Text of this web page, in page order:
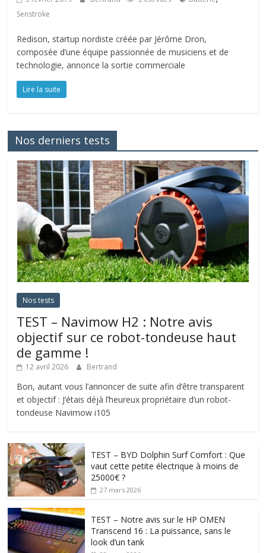
Senstroke
Redison, startup nordiste créée par Jérôme Dron,
composée d’une équipe passionnée de musiciens et de
technologie, annonce la sortie commerciale
Lire la suite
Nos derniers tests
Nos tests
TEST – Navimow H2 : Notre avis
objectif sur ce robot-tondeuse haut
de gamme !
12 avril 2026 Bertrand
Bon, autant vous l’annoncer de suite afin d’être transparent
et objectif : J’étais déjà l’heureux propriétaire d’un robot-
tondeuse Navimow i105
TEST – BYD Dolphin Surf Comfort : Que
vaut cette petite électrique à moins de
25000€ ?
27 mars 2026
TEST – Notre avis sur le HP OMEN
Transcend 16 : La puissance, sans le
look d’un tank